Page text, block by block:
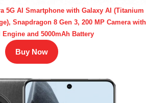
5G AI Smartphone with Galaxy AI (Titanium
Snapdragon 8 Gen 3, 200 MP Camera with
Engine and 5000mAh Battery
Buy Now